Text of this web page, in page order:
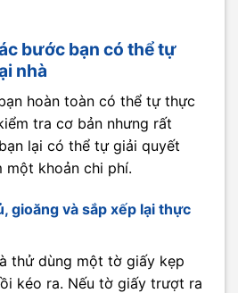
bước bạn có thể tự
nhà
hoàn toàn có thể tự thực
tra cơ bản nhưng rất
lại có thể tự giải quyết
một khoản chi phí.
gioăng và sắp xếp lại thực
thử dùng một tờ giấy kẹp
kéo ra. Nếu tờ giấy trượt ra